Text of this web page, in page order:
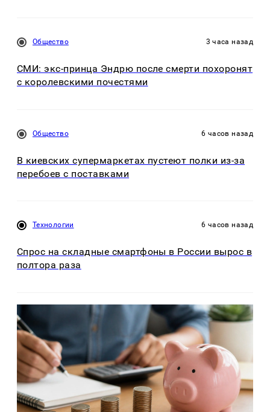
Общество 3 часа назад
СМИ: экс-принца Эндрю после смерти похоронят
с королевскими почестями
Общество 6 часов назад
В киевских супермаркетах пустеют полки из-за
перебоев с поставками
Технологии 6 часов назад
Спрос на складные смартфоны в России вырос в
полтора раза